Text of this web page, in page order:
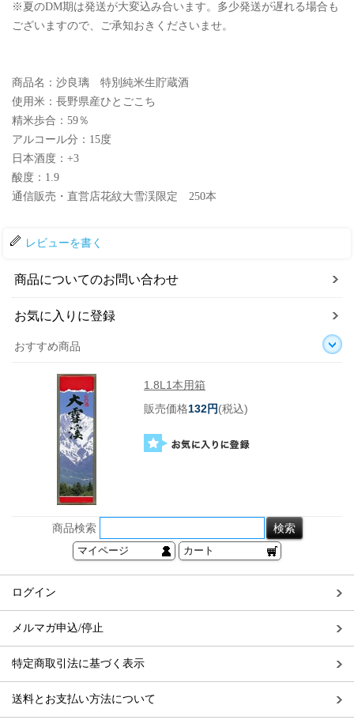
※夏のDM期は発送が大変込み合います。多少発送が遅れる場合も
ございますので、ご承知おきくださいませ。
商品名：沙良璃 特別純米生貯蔵酒
使用米：長野県産ひとごこち
精米歩合：59％
アルコール分：15度
日本酒度：+3
酸度：1.9
通信販売・直営店花紋大雪渓限定 250本
レビューを書く
商品についてのお問い合わせ
お気に入りに登録
おすすめ商品
1.8L1本用箱
販売価格132円(税込)
商品検索
マイページ カート
ログイン
メルマガ申込/停止
特定商取引法に基づく表示
送料とお支払い方法について